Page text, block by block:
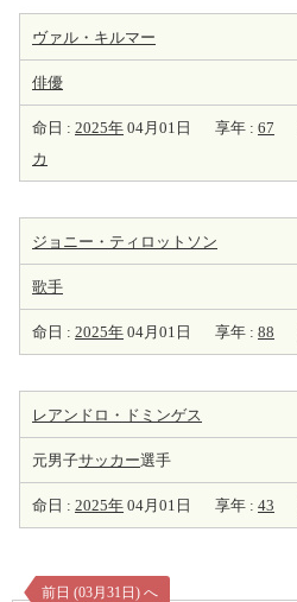
ヴァル・キルマー
俳優
命日 : 2025年 04月01日 享年 : 67
カ
ジョニー・ティロットソン
歌手
命日 : 2025年 04月01日 享年 : 88
レアンドロ・ドミンゲス
元男子サッカー選手
命日 : 2025年 04月01日 享年 : 43
前日 (03月31日) へ